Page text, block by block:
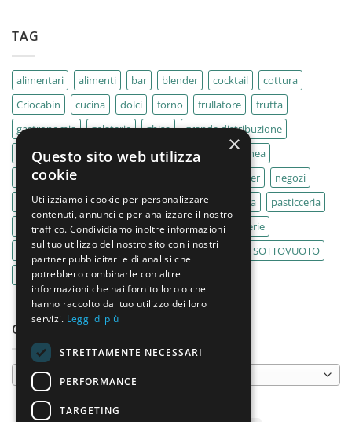
TAG
alimentari alimenti bar blender cocktail
cottura
Criocabin
cucina dolci forno frullatore
frutta
gastronomia
gelaterie ghisa
grande distribuzione
IMPASTATRICE
impastatrici kebab
La Felsinea
MACELLERIA
mixer
negozi
Outlet
pane panifici panificio paninoteca
pasticceria
pasticcerie
pescherie pizza pizzeria
pizzerie
PLANETARIA
pub ristoranti ristorazione
SOTTOVUOTO
supermercati
tavole calde tostiere
CATEGORIE PRODOTTO
Seleziona una categoria
×
Questo sito web utilizza
cookie
Utilizziamo i cookie per personalizzare
contenuti, annunci e per analizzare il nostro
traffico. Condividiamo inoltre informazioni
sul tuo utilizzo del nostro sito con i nostri
partner pubblicitari e di analisi che
potrebbero combinarle con altre
informazioni che hai fornito loro o che
hanno raccolto dal tuo utilizzo dei loro
servizi. Leggi di più
STRETTAMENTE NECESSARI
PERFORMANCE
TARGETING